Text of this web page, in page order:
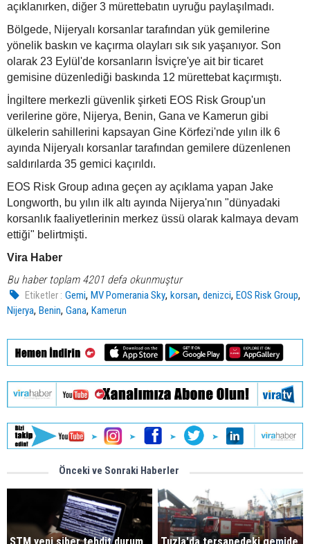
açıklanırken, diğer 3 mürettebatın uyruğu paylaşılmadı.
Bölgede, Nijeryalı korsanlar tarafından yük gemilerine
yönelik baskın ve kaçırma olayları sık sık yaşanıyor. Son
olarak 23 Eylül'de korsanların İsviçre'ye ait bir ticaret
gemisine düzenlediği baskında 12 mürettebat kaçırmıştı.
İngiltere merkezli güvenlik şirketi EOS Risk Group'un
verilerine göre, Nijerya, Benin, Gana ve Kamerun gibi
ülkelerin sahillerini kapsayan Gine Körfezi'nde yılın ilk 6
ayında Nijeryalı korsanlar tarafından gemilere düzenlenen
saldırılarda 35 gemici kaçırıldı.
EOS Risk Group adına geçen ay açıklama yapan Jake
Longworth, bu yılın ilk altı ayında Nijerya'nın "dünyadaki
korsanlık faaliyetlerinin merkez üssü olarak kalmaya devam
ettiği" belirtmişti.
Vira Haber
Bu haber toplam 4201 defa okunmuştur
Etiketler : Gemi,MV Pomerania Sky,korsan,denizci,EOS Risk Group,
Nijerya, Benin, Gana, Kamerun
Önceki ve Sonraki Haberler